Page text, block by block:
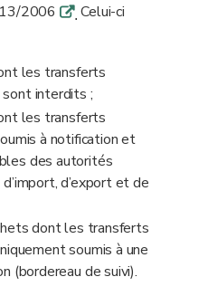
2006 q.Celui-ci
les transferts
interdits ;
les transferts
à notification et
des autorités
d’export et de
dont les transferts
soumis à une
(bordereau de suivi).